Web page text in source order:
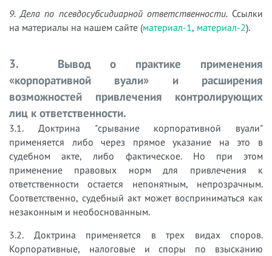
9. Дела по псевдосубсидиарной ответственности. Ссылки
на материалы на нашем сайте (материал-1, материал-2).
3. Вывод о практике применения
«корпоративной вуали» и расширения
возможностей привлечения контролирующих
лиц к ответственности.
3.1. Доктрина "срывание корпоративной вуали"
применяется либо через прямое указание на это в
судебном акте, либо фактическое. Но при этом
применение правовых норм для привлечения к
ответственности остается непонятным, непрозрачным.
Соответственно, судебный акт может восприниматься как
незаконным и необоснованным.
3.2. Доктрина применяется в трех видах споров.
Корпоративные, налоговые и споры по взысканию